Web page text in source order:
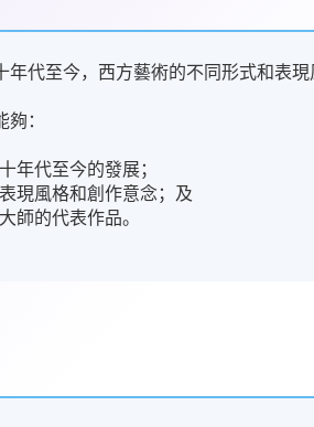
年代至今，西方藝術的不同形式和表
：
年代至今的發展；
現風格和創作意念；及
師的代表作品。